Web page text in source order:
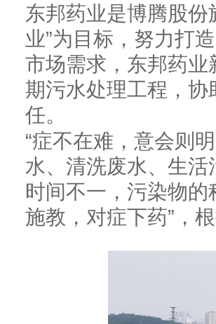
东邦药业是博腾股
业”为目标，努力打
市场需求，东邦药
期污水处理工程，
任。
“症不在难，意会则明
水、清洗废水、生
时间不一，污染物
施教，对症下药”，